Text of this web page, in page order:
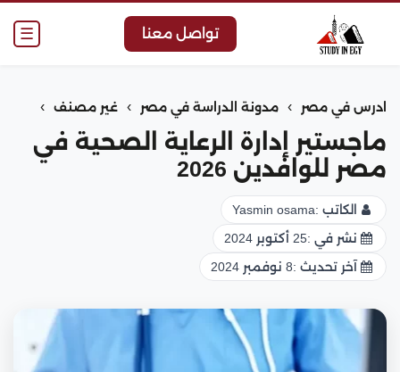
☰ تواصل معنا
ادرس في مصر › مدونة الدراسة في مصر › غير مصنف ›
ماجستير إدارة الرعاية الصحية في
مصر للوافدين 2026
الكاتب :Yasmin osama
نشر في :25 أكتوبر 2024
آخر تحديث :8 نوفمبر 2024